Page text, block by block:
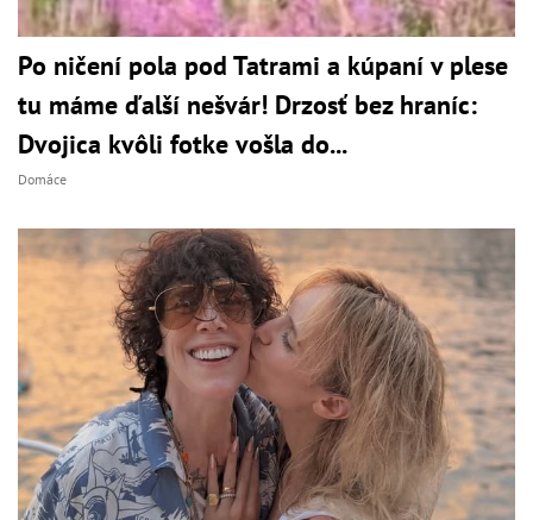
Po ničení pola pod Tatrami a kúpaní v plese
tu máme ďalší nešvár! Drzosť bez hraníc:
Dvojica kvôli fotke vošla do...
Domáce